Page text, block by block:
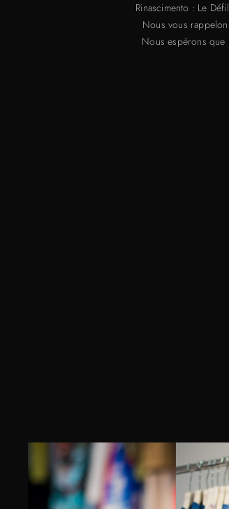
Rinascimento : Le
Nous vous
Nous espérons que